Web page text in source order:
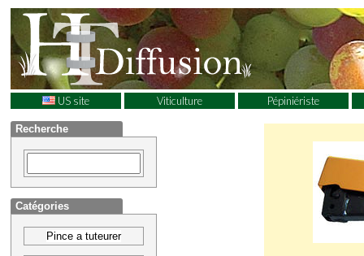
US site Viticulture Pépiniériste
Recherche
Catégories
Pince a tuteurer